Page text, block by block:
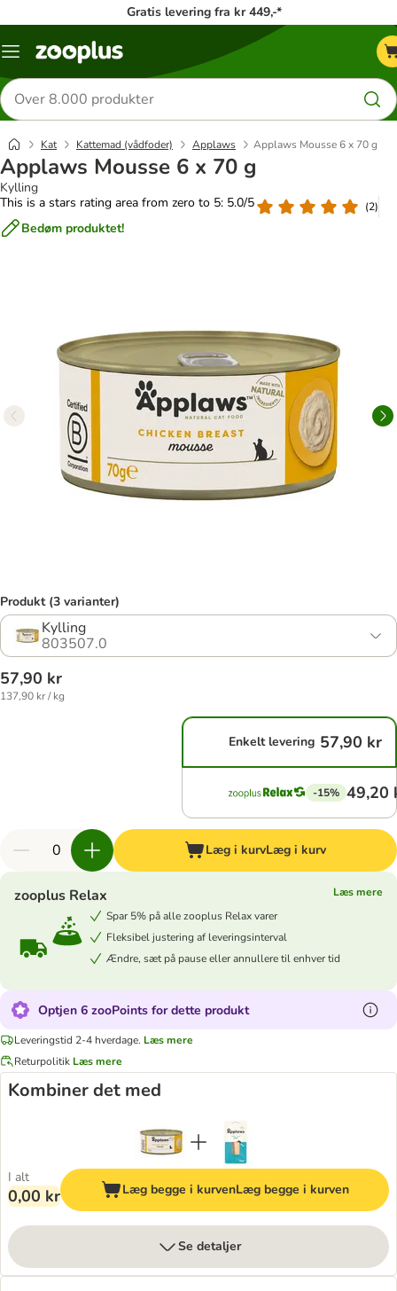
Gratis levering fra kr 449,-*
Menu
Søg
efter
produkter
Kat Kattemad (vådfoder) Applaws Applaws Mousse 6 x 70 g
Applaws Mousse 6 x 70 g
Kylling
This is a stars rating area from zero to 5: 5.0/5
(2)
Bedøm produktet!
Produkt (3 varianter)
Kylling
803507.0
57,90 kr
137,90 kr / kg
Enkelt levering 57,90 kr
-15% 49,20
Læg i kurvLæg i kurv
zooplus Relax
Læs mere
Spar 5% på alle zooplus Relax varer
Fleksibel justering af leveringsinterval
Ændre, sæt på pause eller annullere til enhver tid
Optjen 6 zooPoints for dette produkt
Leveringstid 2-4 hverdage. Læs mere
Returpolitik Læs mere
Kombiner det med
I alt
0,00 kr Læg begge i kurvenLæg begge i kurven
Se detaljer